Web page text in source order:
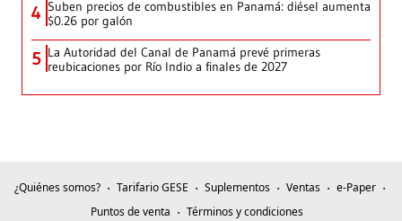
4 Suben precios de combustibles en Panamá: diésel aumenta
$0.26 por galón
5 La Autoridad del Canal de Panamá prevé primeras
reubicaciones por Río Indio a finales de 2027
¿Quiénes somos? Tarifario GESE Suplementos Ventas
e-Paper
Puntos de venta
Términos y condiciones